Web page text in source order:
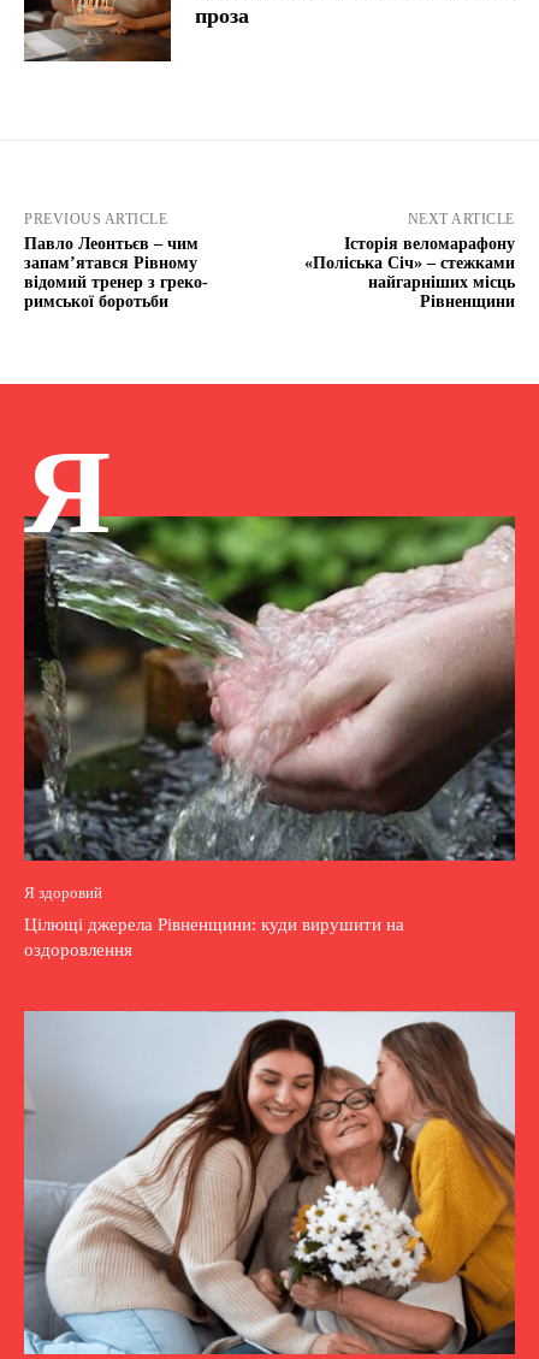
проза
PREVIOUS ARTICLE
Павло Леонтьєв – чим
запам’ятався Рівному
відомий тренер з греко-
римської боротьби
NEXT ARTICLE
Історія веломарафону
«Поліська Січ» – стежками
найгарніших місць
Рівненщини
Я
Я здоровий
Цілющі джерела Рівненщини: куди вирушити на
оздоровлення